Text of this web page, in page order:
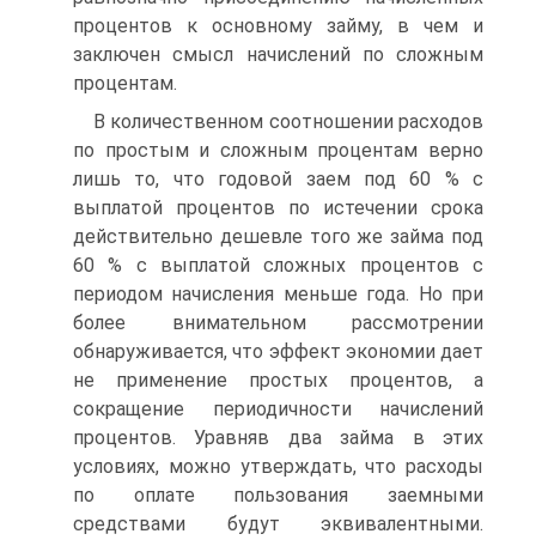
процентов к основному займу, в чем и
заключен смысл начислений по сложным
процентам.
В количественном соотношении расходов
по простым и сложным процентам верно
лишь то, что годовой заем под 60 % с
выплатой процентов по истечении срока
действительно дешевле того же займа под
60 % с выплатой сложных процентов с
периодом начисления меньше года. Но при
более внимательном рассмотрении
обнаруживается, что эффект экономии дает
не применение простых процентов, а
сокращение периодичности начислений
процентов. Уравняв два займа в этих
условиях, можно утверждать, что расходы
по оплате пользования заемными
средствами будут эквивалентными.